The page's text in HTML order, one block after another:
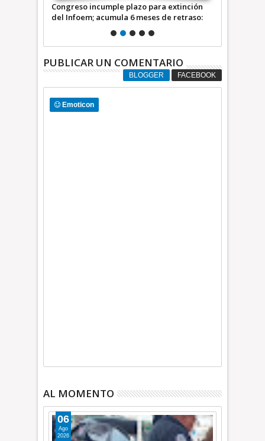
Congreso incumple plazo para extinción
del Infoem; acumula 6 meses de retraso:
Octavio Martínez, diputado
*INFORMATIVA*
PUBLICAR UN COMENTARIO
BLOGGER FACEBOOK
Emoticon
AL MOMENTO
06
Ago
2026